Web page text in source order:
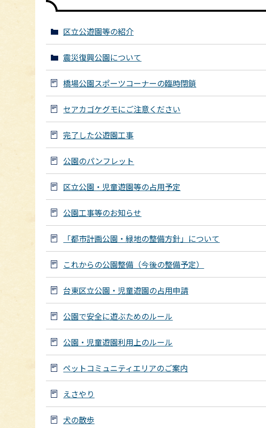
区立公遊園等の紹介
震災復興公園について
橋場公園スポーツコーナーの臨時閉鎖
セアカゴケグモにご注意ください
完了した公遊園工事
公園のパンフレット
区立公園・児童遊園等の占用予定
公園工事等のお知らせ
「都市計画公園・緑地の整備方針」について
これからの公園整備（今後の整備予定）
台東区立公園・児童遊園の占用申請
公園で安全に遊ぶためのルール
公園・児童遊園利用上のルール
ペットコミュニティエリアのご案内
えさやり
犬の散歩